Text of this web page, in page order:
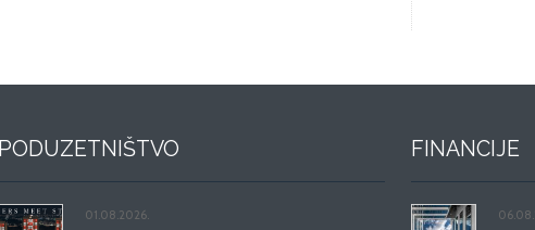
PODUZETNIŠTVO
01.08.2026.
FINANCIJE